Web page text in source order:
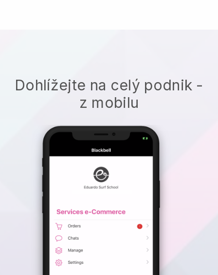
Dohlížejte na celý podnik -
z mobilu